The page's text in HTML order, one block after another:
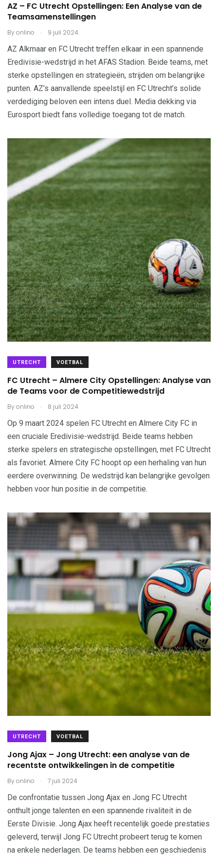
AZ – FC Utrecht Opstellingen: Een Analyse van de
Teamsamenstellingen
Byonlino . 9 juli 2024
AZ Alkmaar en FC Utrecht treffen elkaar in een spannende
Eredivisie-wedstrijd in het AFAS Stadion. Beide teams, met
sterke opstellingen en strategieën, strijden om belangrijke
punten. AZ’s aanvallende speelstijl en FC Utrecht’s solide
verdediging beloven een intens duel. Media dekking via
Eurosport biedt fans volledige toegang tot de match.
UTRECHT VOETBAL
FC Utrecht – Almere City Opstellingen: Analyse van
de Teams voor de Competitiewedstrijd
Byonlino . 8 juli 2024
Op 9 maart 2024 spelen FC Utrecht en Almere City FC in
een cruciale Eredivisie-wedstrijd. Beide teams hebben
sterke spelers en strategische opstellingen, met FC Utrecht
als favoriet. Almere City FC hoopt op een herhaling van hun
eerdere overwinning. De wedstrijd kan belangrijke gevolgen
hebben voor hun positie in de competitie.
UTRECHT VOETBAL
Jong Ajax – Jong Utrecht: een analyse van de
recentste ontwikkelingen in de competitie
Byonlino . 7 juli 2024
De confrontatie tussen Jong Ajax en Jong FC Utrecht
onthult jonge talenten en een spannende rivaliteit in de
Eerste Divisie. Jong Ajax heeft recentelijk goede prestaties
geleverd, terwijl Jong FC Utrecht probeert terug te komen
na enkele nederlagen. De teams hebben een geschiedenis